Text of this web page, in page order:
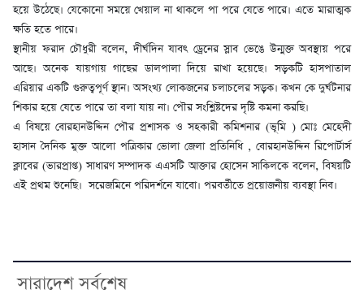
হয়ে উঠেছে। যেকোনো সময়ে খেয়াল না থাকলে পা পরে যেতে পারে। এতে মারাত্মক
ক্ষতি হতে পারে।
স্থানীয় ফরাদ চৌধুরী বলেন, দীর্ঘদিন যাবৎ ড্রেনের স্লাব ভেঙে উন্মুক্ত অবস্থায় পরে
আছে। অনেক যায়গায় গাছের ডালপালা দিয়ে রাখা হয়েছে। সড়কটি হাসপাতাল
এরিয়ার একটি গুরুত্বপূর্ণ স্থান। অসংখ্য লোকজনের চলাচলের সড়ক। কখন কে দুর্ঘটনার
শিকার হয়ে যেতে পারে তা বলা যায় না। পৌর সংশ্লিষ্টদের দৃষ্টি কমনা করছি।
এ বিষয়ে বোরহানউদ্দিন পৌর প্রশাসক ও সহকারী কমিশনার (ভূমি ) মোঃ মেহেদী
হাসান দৈনিক মুক্ত আলো পত্রিকার ভোলা জেলা প্রতিনিধি , বোরহানউদ্দিন রিপোর্টার্স
ক্লাবের (ভারপ্রাপ্ত) সাধারণ সম্পাদক এএসটি আক্তার হোসেন সাকিলকে বলেন, বিষয়টি
এই প্রথম শুনেছি। সরেজমিনে পরিদর্শনে যাবো। পরবর্তীতে প্রয়োজনীয় ব্যবস্থা নিব।
সারাদেশ সর্বশেষ